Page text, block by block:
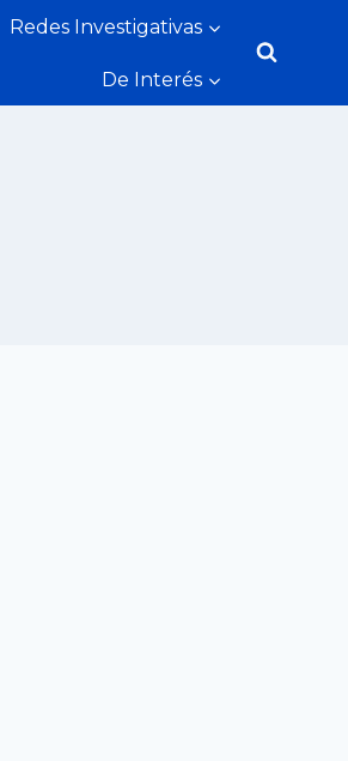
Redes Investigativas
De Interés